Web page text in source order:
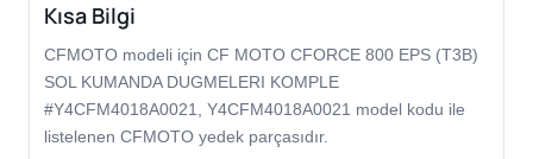
Kısa Bilgi
CFMOTO modeli için CF MOTO CFORCE 800 EPS (T3B)
SOL KUMANDA DUGMELERI KOMPLE
#Y4CFM4018A0021, Y4CFM4018A0021 model kodu ile
listelenen CFMOTO yedek parçasıdır.